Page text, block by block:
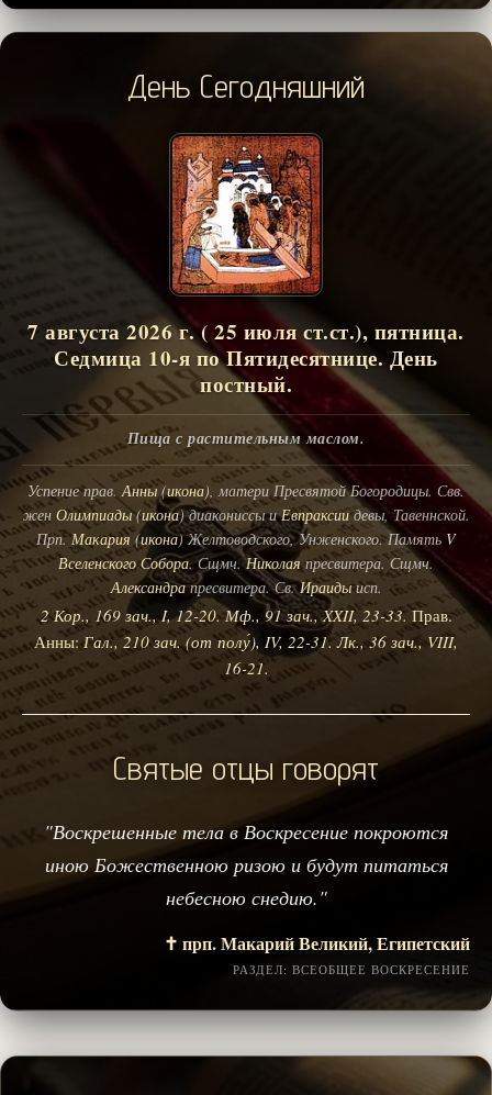
День Сегодняшний
7 августа 2026 г. ( 25 июля ст.ст.), пятница.
Седмица 10-я по Пятидесятнице. День
постный.
Пища с растительным маслом.
Успение прав.Анны(икона), матери Пресвятой Богородицы. Свв.
жен Олимпиады(икона) диакониссы иЕвпраксиидевы, Тавеннской.
Прп.Макария (икона) Желтоводского, Унженского. Память V
Вселенского Собора. Сщмч.Николаяпресвитера. Сщмч.
Александрапресвитера. Св.Ираидыисп.
2 Кор., 169 зач., I, 12-20. Мф., 91 зач., XXII, 23-33.Прав.
Анны:Гал., 210 зач. (от полу́), IV, 22-31. Лк., 36 зач., VIII,
16-21.
Святые отцы говорят
"Воскрешенные тела в Воскресение покроются
иною Божественною ризою и будут питаться
небесною снедию."
✝️ прп. Макарий Великий, Египетский
РАЗДЕЛ: ВСЕОБЩЕЕ ВОСКРЕСЕНИЕ